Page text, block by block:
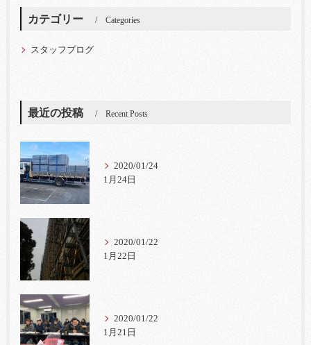
カテゴリー Categories
スタッフブログ
最近の投稿 Recent Posts
2020/01/24
1月24日
2020/01/22
1月22日
2020/01/22
1月21日